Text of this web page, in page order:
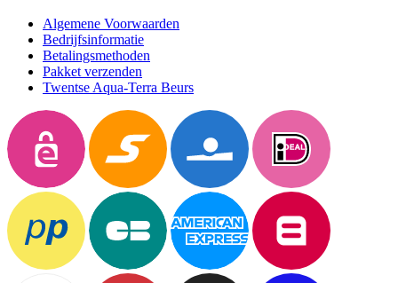
Algemene Voorwaarden
Bedrijfsinformatie
Betalingsmethoden
Pakket verzenden
Twentse Aqua-Terra Beurs